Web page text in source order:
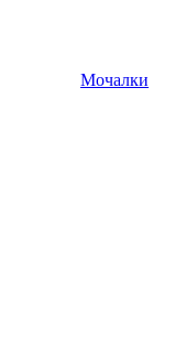
Мочалки